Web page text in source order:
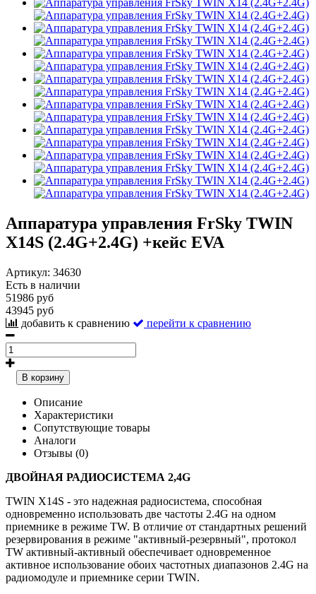
Аппаратура управления FrSky TWIN
X14S (2.4G+2.4G) +кейс EVA
Артикул: 34630
Есть в наличии
51986 руб
43945 руб
добавить к сравнению
перейти к сравнению
В корзину
Описание
Характеристики
Сопутствующие товары
Аналоги
Отзывы (0)
ДВОЙНАЯ РАДИОСИСТЕМА 2,4G
TWIN X14S - это надежная радиосистема, способная
одновременно использовать две частоты 2.4G на одном
приемнике в режиме TW. В отличие от стандартных решений
резервирования в режиме "активный-резервный", протокол
TW активный-активный обеспечивает одновременное
активное использование обоих частотных диапазонов 2.4G на
радиомодуле и приемнике серии TWIN.